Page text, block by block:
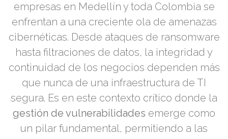
empresas en Medellín y toda Colombia se
enfrentan a una creciente ola de amenazas
cibernéticas. Desde ataques de ransomware
hasta filtraciones de datos, la integridad y
continuidad de los negocios dependen más
que nunca de una infraestructura de TI
segura. Es en este contexto crítico donde la
gestión de vulnerabilidades emerge como
un pilar fundamental, permitiendo a las